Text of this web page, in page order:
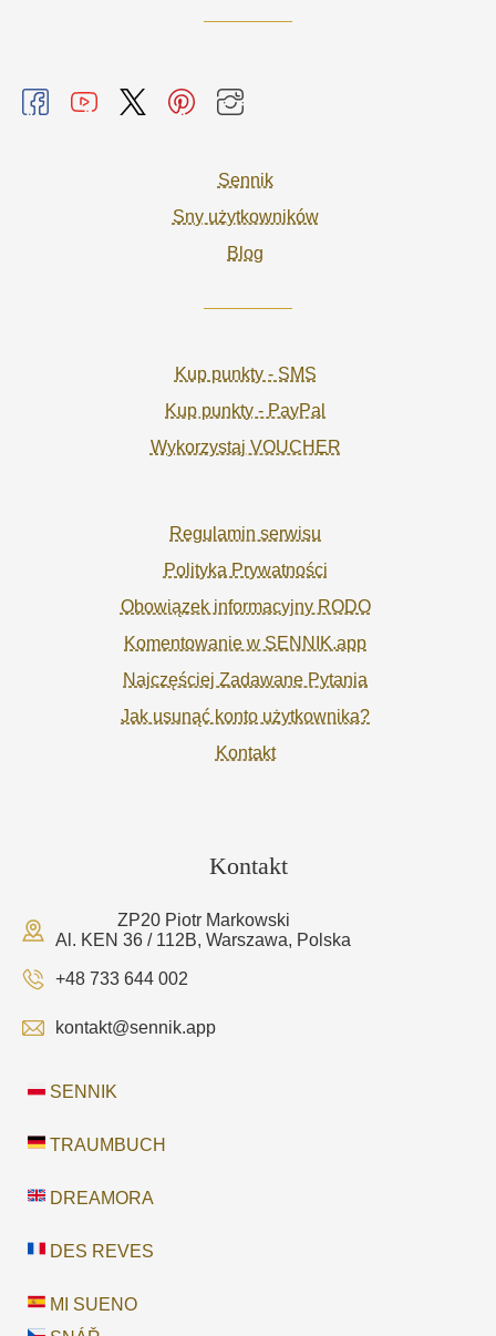
Sennik
Sny użytkowników
Blog
Kup punkty - SMS
Kup punkty - PayPal
Wykorzystaj VOUCHER
Regulamin serwisu
Polityka Prywatności
Obowiązek informacyjny RODO
Komentowanie w SENNIK.app
Najczęściej Zadawane Pytania
Jak usunąć konto użytkownika?
Kontakt
Kontakt
ZP20 Piotr Markowski
Al. KEN 36 / 112B, Warszawa, Polska
+48 733 644 002
kontakt@sennik.app
SENNIK
TRAUMBUCH
DREAMORA
DES REVES
MI SUENO